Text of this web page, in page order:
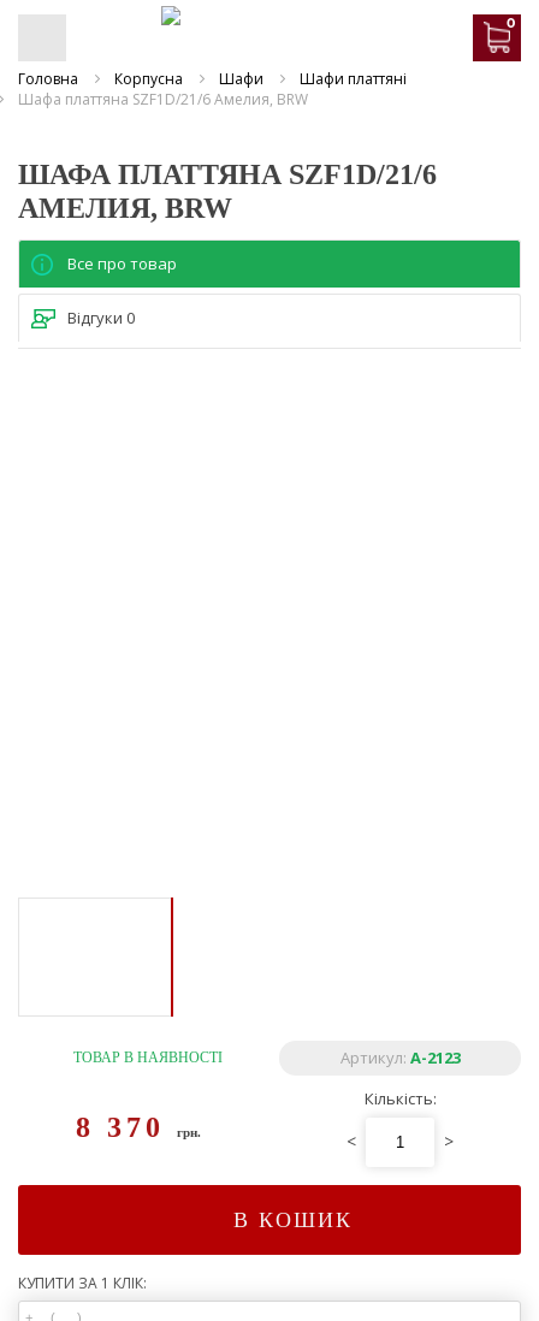
0
Головна Корпусна Шафи
Шафи платтяні
Шафа платтяна SZF1D/21/6 Амелия, BRW
ШАФА ПЛАТТЯНА SZF1D/21/6
АМЕЛИЯ, BRW
Все про товар
Відгуки 0
ТОВАР В НАЯВНОСТІ Артикул: A-2123
8 370грн.
Кількість:
< >
В КОШИК
КУПИТИ ЗА 1 КЛІК: